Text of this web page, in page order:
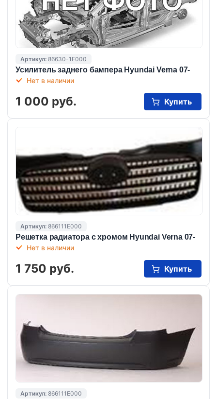
Артикул: 86630-1Е000
Усилитель заднего бампера Hyundai Verna 07-
Нет в наличии
1 000 руб. Купить
Артикул: 866111E000
Решетка радиатора с хромом Hyundai Verna 07-
Нет в наличии
1 750 руб. Купить
Артикул: 866111E000